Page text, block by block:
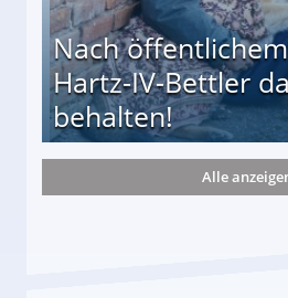
Nach
Hartz-IV-Bettler
behalten!
darf Geld behalten!
Alle